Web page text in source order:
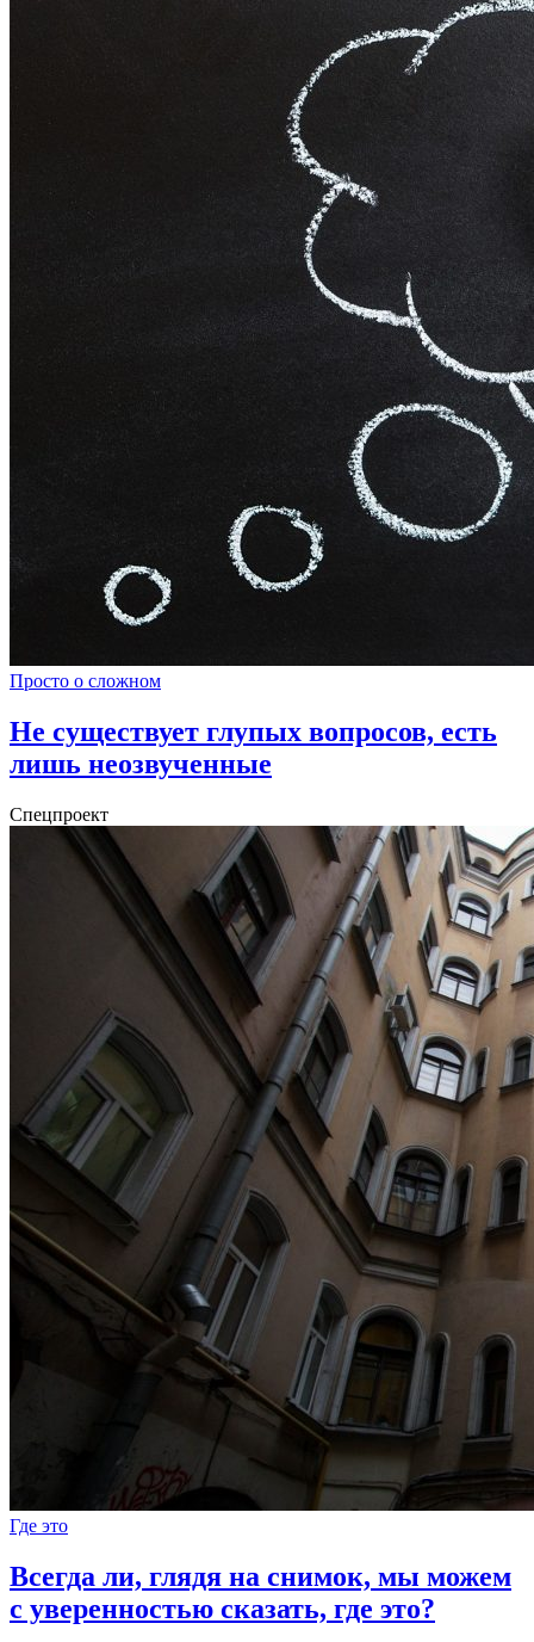
Просто о сложном
Не существует глупых вопросов, есть
лишь неозвученные
Спецпроект
Где это
Всегда ли, глядя на снимок, мы можем
с уверенностью сказать, где это?